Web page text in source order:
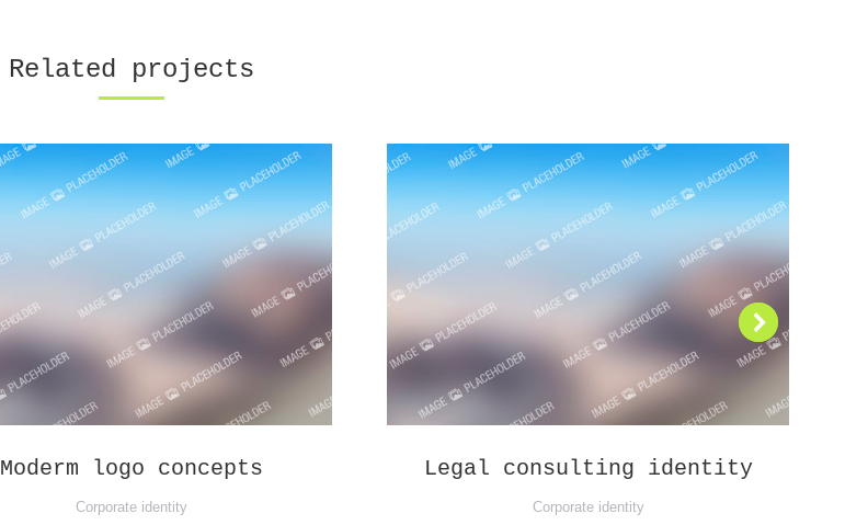
Related projects
Moderm logo concepts
Corporate identity
Legal consulting identity
Corporate identity